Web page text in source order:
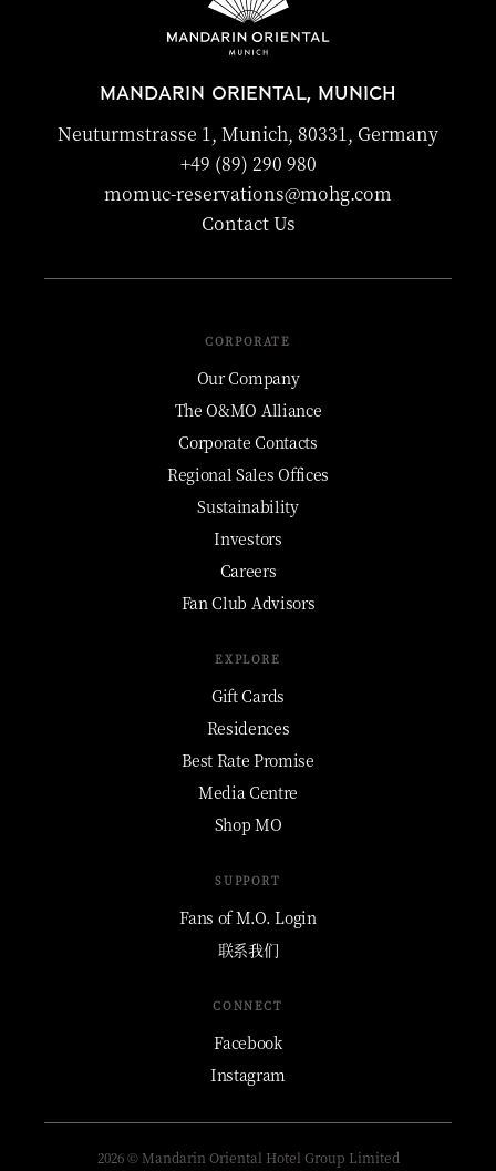
MANDARIN ORIENTAL, MUNICH
Neuturmstrasse 1, Munich, 80331, Germany
+49 (89) 290 980
momuc-reservations@mohg.com
Contact Us
CORPORATE
Our Company
The O&MO Alliance
Corporate Contacts
Regional Sales Offices
Sustainability
Investors
Careers
Fan Club Advisors
EXPLORE
Gift Cards
Residences
Best Rate Promise
Media Centre
Shop MO
SUPPORT
Fans of M.O. Login
联系我们
CONNECT
Facebook
Instagram
2026 © Mandarin Oriental Hotel Group Limited